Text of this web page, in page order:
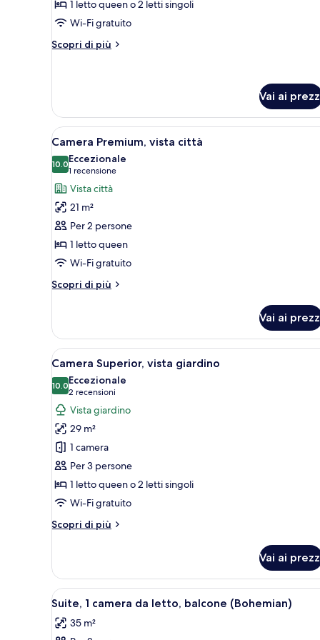
Standard
1 letto queen o 2 letti singoli
Wi-Fi gratuito
Scopri di più
Altri
Vai ai
Apri
tutte
le
foto
per
Camera
Premium,
vista
città
Una moderna camera
11
Camera Premium, vista città
10.010.0 su 10
Eccezionale
1 recensione
(1
recensione)
Vista città
21 m²
Per 2 persone
1 letto queen
Wi-Fi gratuito
Scopri di più
Altri
Premium,
vista
città
Vai ai
Apri
tutte
le
foto
per
Camera
Superior,
vista
giardino
Una camera d'hotel
12
Camera Superior, vista giardino
10.010.0 su 10
Eccezionale
2 recensioni
(2
recensioni)
Vista giardino
29 m²
1 camera
Per 3 persone
1 letto queen o 2 letti singoli
Wi-Fi gratuito
Scopri di più
Altri
Superior,
vista
giardino
Vai ai
Apri
tutte
le
Una camera da letto
8
Suite, 1 camera da letto, balcone (Bohemian)
35 m²